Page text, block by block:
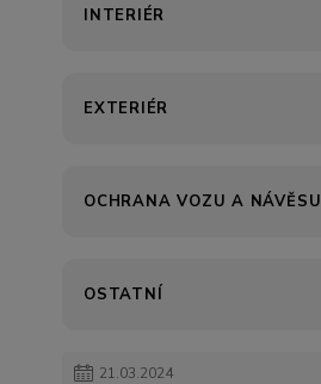
INTERIÉR
EXTERIÉR
OCHRANA VOZU A NÁVĚSU
OSTATNÍ
21.03.2024